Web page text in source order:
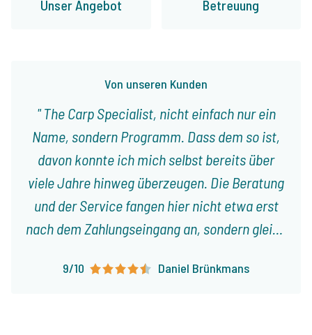
Von unseren Kunden
The Carp Specialist, nicht einfach nur ein
Name, sondern Programm. Dass dem so ist,
davon konnte ich mich selbst bereits über
viele Jahre hinweg überzeugen. Die Beratung
und der Service fangen hier nicht etwa erst
nach dem Zahlungseingang an, sondern gleich
immer viel Zeit für uns, beriet bei der – der
9/10 Daniel Brünkmans
Unser Angebot Betreuung